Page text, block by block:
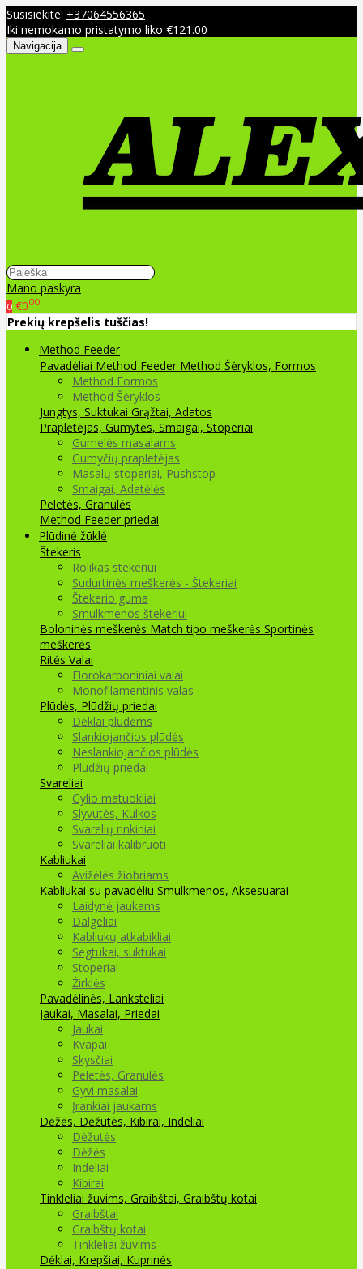
Susisiekite: +37064556365
Iki nemokamo pristatymo liko €121.00
Navigacija
Mano paskyra
0 €000
Prekių krepšelis tuščias!
Method Feeder
Pavadėliai Method Feeder Method Šėryklos, Formos
Method Formos
Method Šėryklos
Jungtys, Suktukai Grąžtai, Adatos
Praplėtėjas, Gumytės, Smaigai, Stoperiai
Gumelės masalams
Gumyčių prapletėjas
Masalų stoperiai, Pushstop
Smaigai, Adatėlės
Peletės, Granulės
Method Feeder priedai
Plūdinė žūklė
Štekeris
Rolikas stekeriui
Sudurtinės meškerės - Štekeriai
Štekerio guma
Smulkmenos štekeriui
Boloninės meškerės Match tipo meškerės Sportinės
meškerės
Ritės Valai
Florokarboniniai valai
Monofilamentinis valas
Plūdės, Plūdžių priedai
Dėklai plūdėms
Slankiojančios plūdės
Neslankiojančios plūdės
Plūdžių priedai
Svareliai
Gylio matuokliai
Slyvutės, Kulkos
Svarelių rinkiniai
Svareliai kalibruoti
Kabliukai
Avižėlės žiobriams
Kabliukai su pavadėliu Smulkmenos, Aksesuarai
Laidynė jaukams
Dalgeliai
Kabliukų atkabikliai
Segtukai, suktukai
Stoperiai
Žirklės
Pavadėlinės, Lanksteliai
Jaukai, Masalai, Priedai
Jaukai
Kvapai
Skysčiai
Peletės, Granulės
Gyvi masalai
Įrankiai jaukams
Dėžės, Dėžutės, Kibirai, Indeliai
Dėžutės
Dėžės
Indeliai
Kibirai
Tinkleliai žuvims, Graibštai, Graibštų kotai
Graibštai
Graibštų kotai
Tinkleliai žuvims
Dėklai, Krepšiai, Kuprinės